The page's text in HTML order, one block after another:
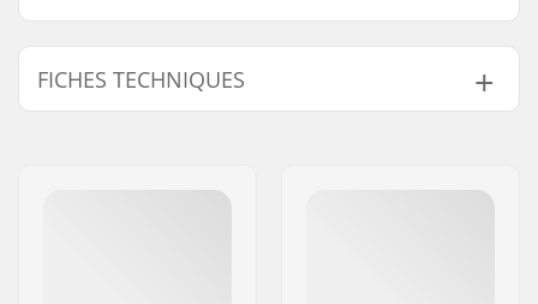
FICHES TECHNIQUES